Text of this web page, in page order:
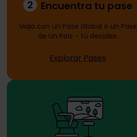
2 Encuentra tu pase
Viaja con un Pase Global o un Pase
de Un País - tú decides.
Explorar Pases